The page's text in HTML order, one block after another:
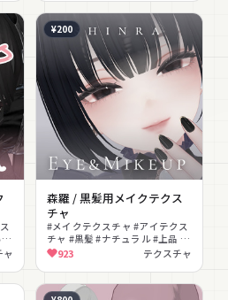
#
ャ
¥200
森羅 / 黒髪用メイクテクス
チャ
#メイクテクスチャ #アイテクス
チャ #黒髪 #ナチュラル #上品 #
マットリップ #マットキャップ #
923 テクスチャ